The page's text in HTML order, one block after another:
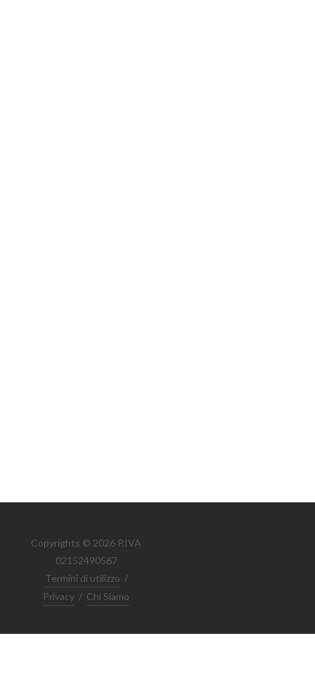
Copyrights © 2026 P.IVA
02152490567
Termini di utilizzo /
Privacy / Chi Siamo